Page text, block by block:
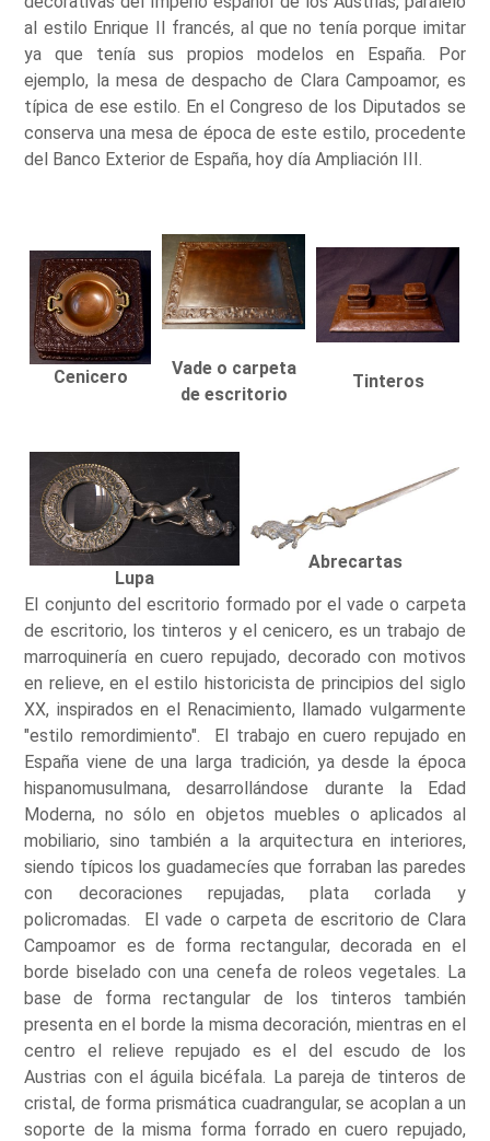
al estilo Enrique II francés, al que no tenía porque imitar
ya que tenía sus propios modelos en España. Por
ejemplo, la mesa de despacho de Clara Campoamor, es
típica de ese estilo. En el Congreso de los Diputados se
conserva una mesa de época de este estilo, procedente
del Banco Exterior de España, hoy día Ampliación III.
Cenicero
Vade o carpeta
de escritorio
Tinteros
Lupa
Abrecartas
El conjunto del escritorio formado por el vade o carpeta
de escritorio, los tinteros y el cenicero, es un trabajo de
marroquinería en cuero repujado, decorado con motivos
en relieve, en el estilo historicista de principios del siglo
XX, inspirados en el Renacimiento, llamado vulgarmente
"estilo remordimiento". El trabajo en cuero repujado en
España viene de una larga tradición, ya desde la época
hispanomusulmana, desarrollándose durante la Edad
Moderna, no sólo en objetos muebles o aplicados al
mobiliario, sino también a la arquitectura en interiores,
siendo típicos los guadamecíes que forraban las paredes
con decoraciones repujadas, plata corlada y
policromadas. El vade o carpeta de escritorio de Clara
Campoamor es de forma rectangular, decorada en el
borde biselado con una cenefa de roleos vegetales. La
base de forma rectangular de los tinteros también
presenta en el borde la misma decoración, mientras en el
centro el relieve repujado es el del escudo de los
Austrias con el águila bicéfala. La pareja de tinteros de
cristal, de forma prismática cuadrangular, se acoplan a un
soporte de la misma forma forrado en cuero repujado,